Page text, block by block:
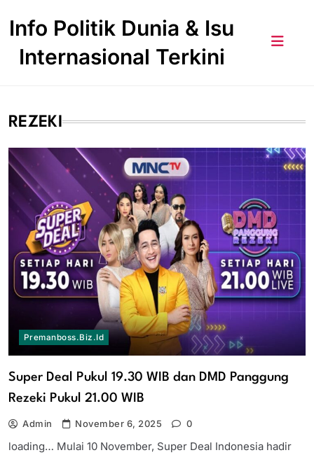
Info Politik Dunia & Isu
Internasional Terkini
REZEKI
Premanboss.biz.id
Super Deal Pukul 19.30 WIB dan DMD Panggung
Rezeki Pukul 21.00 WIB
Admin November 6, 2025 0
loading… Mulai 10 November, Super Deal Indonesia hadir